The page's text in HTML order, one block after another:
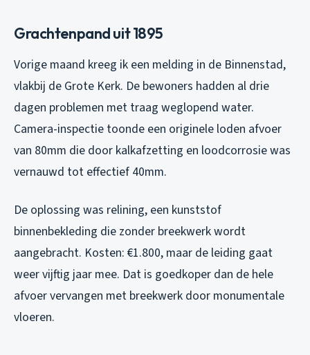
Grachtenpand uit 1895
Vorige maand kreeg ik een melding in de Binnenstad,
vlakbij de Grote Kerk. De bewoners hadden al drie
dagen problemen met traag weglopend water.
Camera-inspectie toonde een originele loden afvoer
van 80mm die door kalkafzetting en loodcorrosie was
vernauwd tot effectief 40mm.
De oplossing was relining, een kunststof
binnenbekleding die zonder breekwerk wordt
aangebracht. Kosten: €1.800, maar de leiding gaat
weer vijftig jaar mee. Dat is goedkoper dan de hele
afvoer vervangen met breekwerk door monumentale
vloeren.